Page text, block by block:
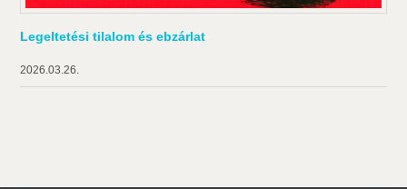
Legeltetési tilalom és ebzárlat
2026.03.26.